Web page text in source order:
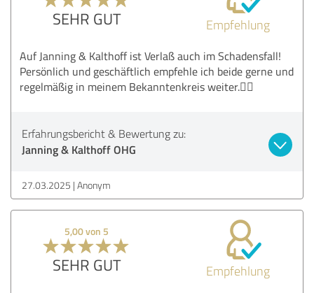
Bewertung anzeigen
SEHR GUT Empfehlung
Auf Janning & Kalthoff ist Verlaß auch im Schadensfall!
Persönlich und geschäftlich empfehle ich beide gerne und
regelmäßig in meinem Bekanntenkreis weiter.👍🏻
Erfahrungsbericht & Bewertung zu:
Janning & Kalthoff OHG
27.03.2025 Anonym
5,00 von 5
SEHR GUT Empfehlung